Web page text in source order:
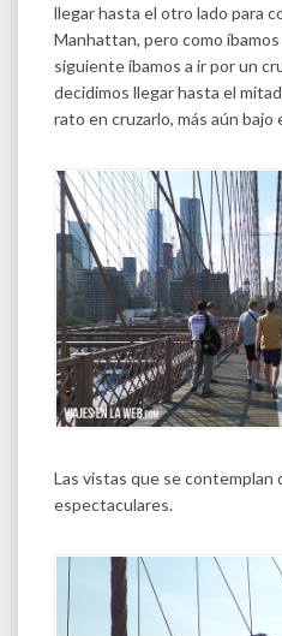
llegar hasta el otro lado para
Manhattan, pero como
siguiente íbamos a ir por un
decidimos llegar hasta el
rato en cruzarlo, más aún bajo
Las vistas que se contemplan
espectaculares.